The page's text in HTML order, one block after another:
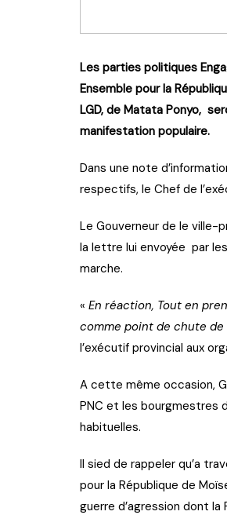
Les parties politiques
Ensemble pour la
LGD, de Matata Ponyo,
manifestation populaire.
Dans une note
respectifs, le Chef de
Le Gouverneur de le ville-
la lettre lui envoyée par
marche.
« En réaction, Tout en
comme point de chute
l’exécutif provincial aux
A cette même occasion,
PNC et les bourgmestres
habituelles.
Il sied de rappeler qu’a
pour la République de
guerre d’agression dont